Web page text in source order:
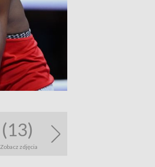
(13)
Zobacz zdjęcia